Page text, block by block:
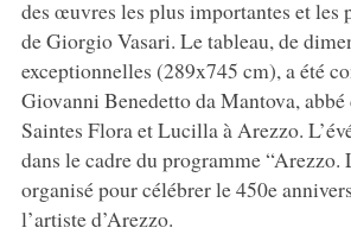
des œuvres les plus importantes et les
de Giorgio Vasari. Le tableau, de
exceptionnelles (289x745 cm), a été
Giovanni Benedetto da Mantova, abbé
Saintes Flora et Lucilla à Arezzo.
dans le cadre du programme “Arezzo.
organisé pour célébrer le 450e
l’artiste d’Arezzo.